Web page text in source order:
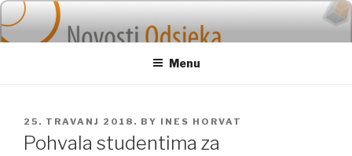
Skip
to
content
Menu
POSTED
ON
25. TRAVANJ 2018. BY INES HORVAT
Pohvala studentima za